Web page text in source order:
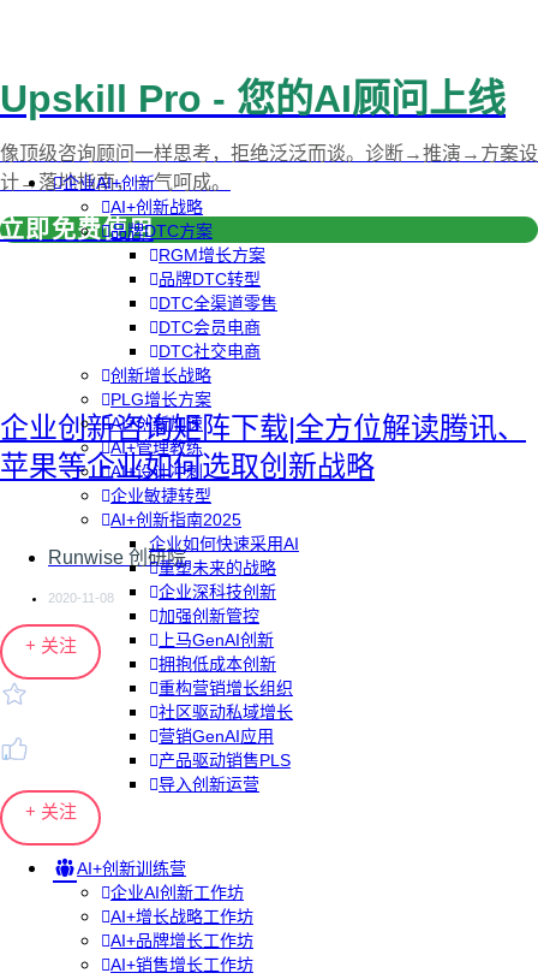
企业AI+创新
AI+创新战略
品牌DTC方案
RGM增长方案
品牌DTC转型
DTC全渠道零售
DTC会员电商
DTC社交电商
创新增长战略
PLG增长方案
AI+创新加速
AI+管理教练
AI+设计冲刺
企业敏捷转型
AI+创新指南2025
企业如何快速采用AI
重塑未来的战略
企业深科技创新
加强创新管控
上马GenAI创新
拥抱低成本创新
重构营销增长组织
社区驱动私域增长
营销GenAI应用
产品驱动销售PLS
导入创新运营
AI+创新训练营
企业AI创新工作坊
AI+增长战略工作坊
AI+品牌增长工作坊
AI+销售增长工作坊
Upskill Pro - 您的AI顾问上线
像顶级咨询顾问一样思考，拒绝泛泛而谈。诊断→推演→方案设
计→落地指南，一气呵成。
立即免费使用
企业创新咨询矩阵下载|全方位解读腾讯、
苹果等企业如何选取创新战略
Runwise 创研院
2020-11-08
+ 关注
+ 关注